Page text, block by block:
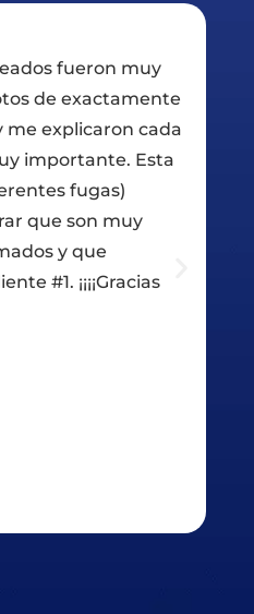
Roofing hacer nuestro
e hicieron un trabajo
rápidos y muy
nos ayudó a elegir el
presupuesto. Kailly
de todo el proceso de
Nick / Jorge y los chicos
Estamos muy contentos